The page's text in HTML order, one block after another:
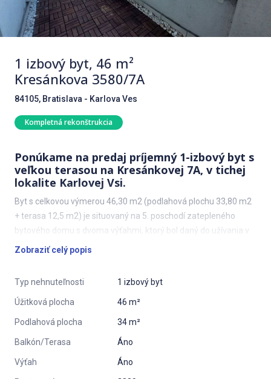
1 izbový byt, 46 m²
Kresánkova 3580/7A
84105, Bratislava - Karlova Ves
Kompletná rekonštrukcia
Ponúkame na predaj príjemný 1-izbový byt s
veľkou terasou na Kresánkovej 7A, v tichej
lokalite Karlovej Vsi.
Byt s celkovou výmerou 46,30 m2 (podlahová plochu 33,80 m2
+ terasa 12,5 m2) je situovaný na 5. poschodí zatepleného
bytového domu s dvoma výťahmi, ktorý bol daný do užívania v
roku 2009.
kuchynským kútom a priestranná kúpeľňa s vaňou a WC.
Veľkou výhodou bytu je veľká terasa pozdĺž celého bytu s
výhľadom do vnútrobloku.
Kuchynská linka je vybavená spotrebičmi (umývačka riadu,
chladnička, el. sporák, designový digestor a mikrovlnná rúra).
Zobraziť celý popis
Typ nehnuteľnosti 1 izbový byt
Úžitková plocha 46 m²
Podlahová plocha 34 m²
Balkón/Terasa Áno
Výťah Áno